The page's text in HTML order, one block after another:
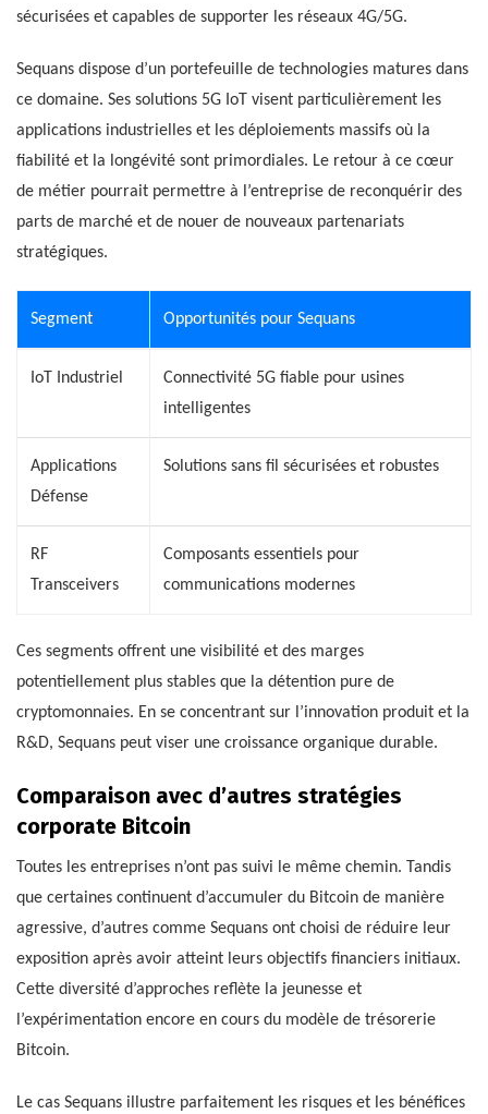
sécurisées et capables de supporter les réseaux 4G/5G.
Sequans dispose d’un portefeuille de technologies matures dans
ce domaine. Ses solutions 5G IoT visent particulièrement les
applications industrielles et les déploiements massifs où la
fiabilité et la longévité sont primordiales. Le retour à ce cœur
de métier pourrait permettre à l’entreprise de reconquérir des
parts de marché et de nouer de nouveaux partenariats
stratégiques.
Segment Opportunités pour Sequans
IoT Industriel
Connectivité 5G fiable pour usines
intelligentes
Applications
Défense
Solutions sans fil sécurisées et robustes
RF
Transceivers
Composants essentiels pour
communications modernes
Ces segments offrent une visibilité et des marges
potentiellement plus stables que la détention pure de
cryptomonnaies. En se concentrant sur l’innovation produit et la
R&D, Sequans peut viser une croissance organique durable.
Comparaison avec d’autres stratégies
corporate Bitcoin
Toutes les entreprises n’ont pas suivi le même chemin. Tandis
que certaines continuent d’accumuler du Bitcoin de manière
agressive, d’autres comme Sequans ont choisi de réduire leur
exposition après avoir atteint leurs objectifs financiers initiaux.
Cette diversité d’approches reflète la jeunesse et
l’expérimentation encore en cours du modèle de trésorerie
Bitcoin.
Le cas Sequans illustre parfaitement les risques et les bénéfices